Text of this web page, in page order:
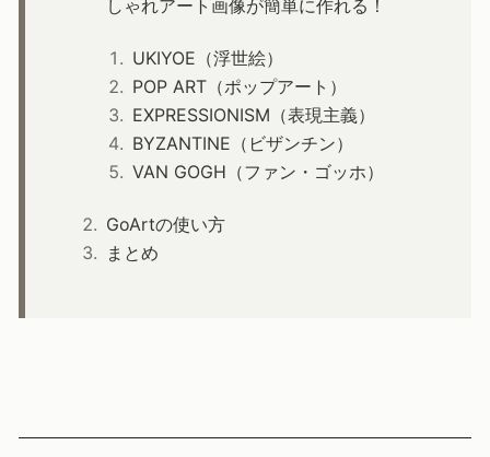
しゃれアート画像が簡単に作れる！
UKIYOE（浮世絵）
POP ART（ポップアート）
EXPRESSIONISM（表現主義）
BYZANTINE（ビザンチン）
VAN GOGH（ファン・ゴッホ）
GoArtの使い方
まとめ